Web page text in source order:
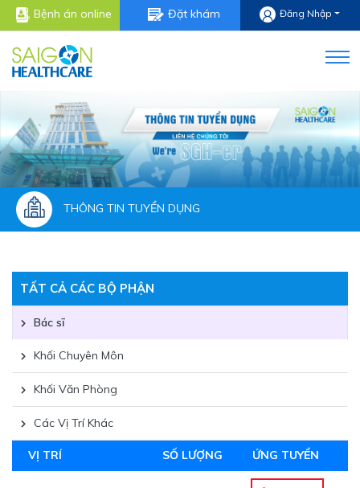
Bệnh án online Đặt khám Đăng Nhập
THÔNG TIN TUYỂN DỤNG
TẤT CẢ CÁC BỘ PHẬN
Bác sĩ
Khối Chuyên Môn
Khối Văn Phòng
Các Vị Trí Khác
VỊ TRÍ SỐ LƯỢNG ỨNG TUYỂN